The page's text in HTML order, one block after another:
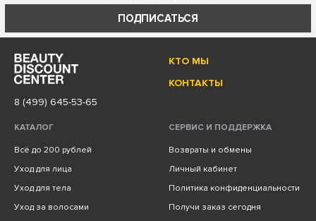
ПОДПИСАТЬСЯ
КТО МЫ
КОНТАКТЫ
8 (499) 645-53-65
КАТАЛОГ
Всё до 200 рублей
Уход для лица
Уход для тела
Уход за волосами
СЕРВИС И ПОДДЕРЖКА
Возвраты и обмены
Личный кабинет
Политика конфиденциальности
Получи заказ сегодня